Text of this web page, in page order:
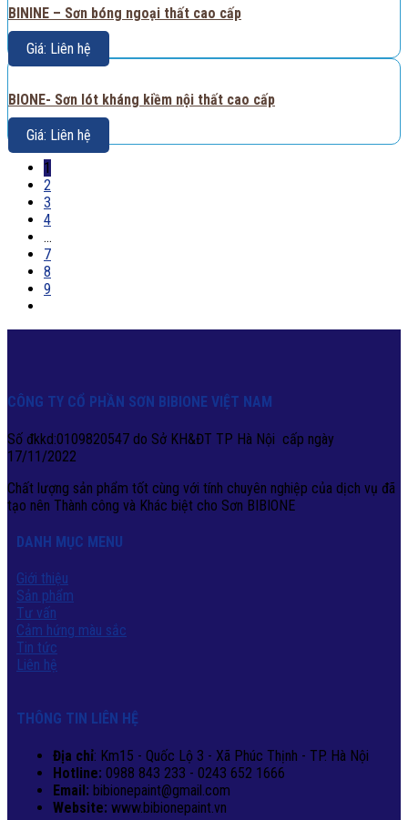
BININE – Sơn bóng ngoại thất cao cấp
Giá: Liên hệ
BIONE- Sơn lót kháng kiềm nội thất cao cấp
Giá: Liên hệ
1
2
3
4
…
7
8
9
CÔNG TY CỔ PHẦN SƠN BIBIONE VIỆT NAM
Số đkkd:0109820547 do Sở KH&ĐT TP Hà Nội cấp ngày
17/11/2022
Chất lượng sản phẩm tốt cùng với tính chuyên nghiệp của dịch vụ đã
tạo nên Thành công và Khác biệt cho Sơn BIBIONE
DANH MỤC MENU
Giới thiệu
Sản phẩm
Tư vấn
Cảm hứng màu sắc
Tin tức
Liên hệ
THÔNG TIN LIÊN HỆ
Địa chỉ: Km15 - Quốc Lộ 3 - Xã Phúc Thịnh - TP. Hà Nội
Hotline: 0988 843 233 - 0243 652 1666
Email: bibionepaint@gmail.com
Website: www.bibionepaint.vn